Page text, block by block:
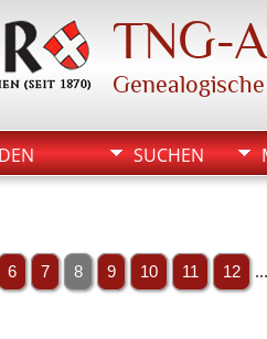
TNG-
SUCHEN
6 7 8 9 10 11 12 ...